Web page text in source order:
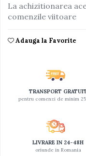
Seturi de rufe
Trenulete
Trenuri cu sine
La achizitionarea
comenzile viitoare
Adauga la Favorite
TRANSPORT
pentru comenzi de minim
LIVRARE IN 24-48H
oriunde in Romania